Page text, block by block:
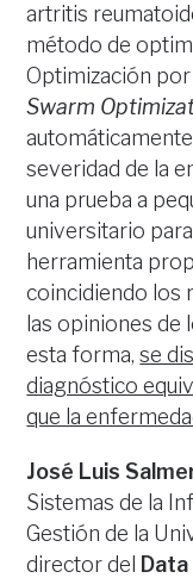
artritis
método de
Optimización
Swarm
severidad de la
una prueba a
universitario
herramienta
coincidiendo los
las opiniones de
esta forma,se
diagnóstico
que la
José Luis
Sistemas de la
Gestión de la
director del